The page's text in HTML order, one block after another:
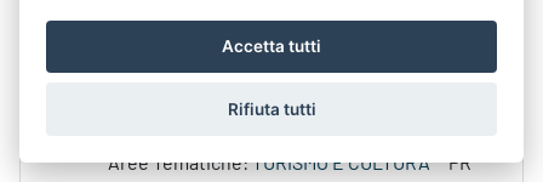
Aree Tematiche:TURISMO E CULTURA
PR
Accetta tutti
Rifiuta tutti